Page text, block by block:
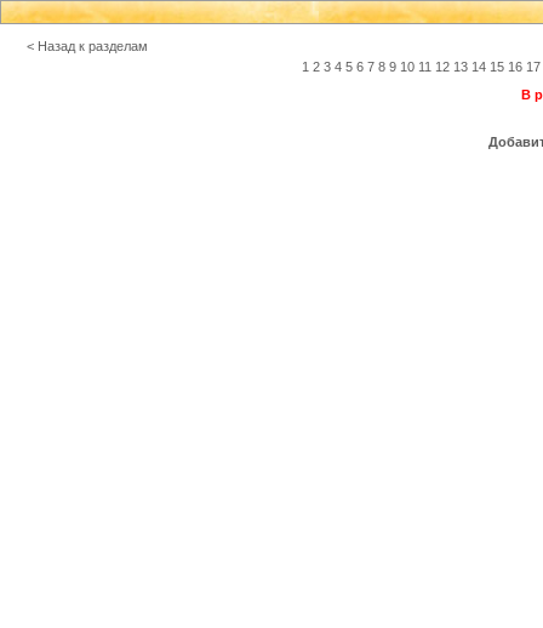
< Назад к разделам
1 2 3 4 5 6 7 8 9 10 11 12 13 14 15 16 17
В